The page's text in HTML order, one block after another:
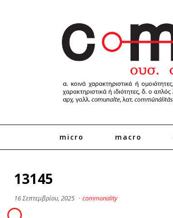
micro macro
13145
16 Σεπτεμβρίου, 2025 · commonality